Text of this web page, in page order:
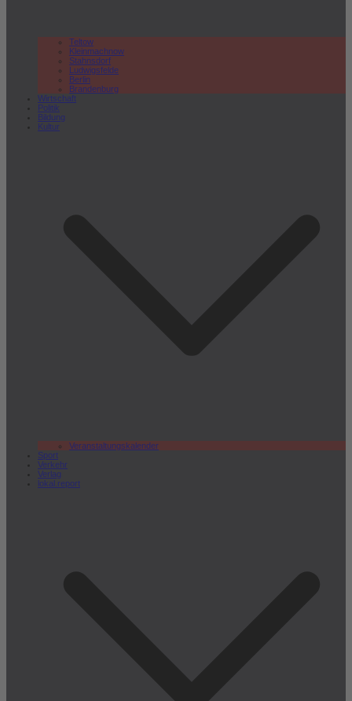
Teltow
Kleinmachnow
Stahnsdorf
Ludwigsfelde
Berlin
Brandenburg
Wirtschaft
Politik
Bildung
Kultur
Veranstaltungskalender
Sport
Verkehr
Verlag
lokal.report